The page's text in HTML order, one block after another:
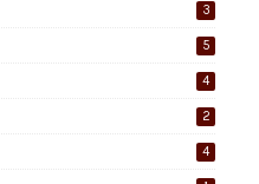
3
5
4
2
4